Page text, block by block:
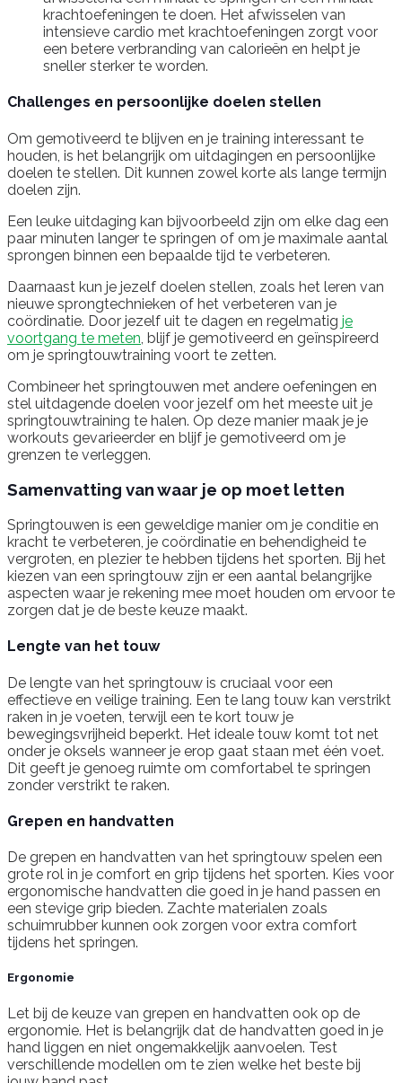
krachtoefeningen te doen. Het afwisselen van
intensieve cardio met krachtoefeningen zorgt voor
een betere verbranding van calorieën en helpt je
sneller sterker te worden.
Challenges en persoonlijke doelen stellen
Om gemotiveerd te blijven en je training interessant te
houden, is het belangrijk om uitdagingen en persoonlijke
doelen te stellen. Dit kunnen zowel korte als lange termijn
doelen zijn.
Een leuke uitdaging kan bijvoorbeeld zijn om elke dag een
paar minuten langer te springen of om je maximale aantal
sprongen binnen een bepaalde tijd te verbeteren.
Daarnaast kun je jezelf doelen stellen, zoals het leren van
nieuwe sprongtechnieken of het verbeteren van je
coördinatie. Door jezelf uit te dagen en regelmatig je
voortgang te meten , blijf je gemotiveerd en geïnspireerd
om je springtouwtraining voort te zetten.
Combineer het springtouwen met andere oefeningen en
stel uitdagende doelen voor jezelf om het meeste uit je
springtouwtraining te halen. Op deze manier maak je je
workouts gevarieerder en blijf je gemotiveerd om je
grenzen te verleggen.
Samenvatting van waar je op moet letten
Springtouwen is een geweldige manier om je conditie en
kracht te verbeteren, je coördinatie en behendigheid te
vergroten, en plezier te hebben tijdens het sporten. Bij het
kiezen van een springtouw zijn er een aantal belangrijke
aspecten waar je rekening mee moet houden om ervoor te
zorgen dat je de beste keuze maakt.
Lengte van het touw
De lengte van het springtouw is cruciaal voor een
effectieve en veilige training. Een te lang touw kan verstrikt
raken in je voeten, terwijl een te kort touw je
bewegingsvrijheid beperkt. Het ideale touw komt tot net
onder je oksels wanneer je erop gaat staan met één voet.
Dit geeft je genoeg ruimte om comfortabel te springen
zonder verstrikt te raken.
Grepen en handvatten
De grepen en handvatten van het springtouw spelen een
grote rol in je comfort en grip tijdens het sporten. Kies voor
ergonomische handvatten die goed in je hand passen en
een stevige grip bieden. Zachte materialen zoals
schuimrubber kunnen ook zorgen voor extra comfort
tijdens het springen.
Ergonomie
Let bij de keuze van grepen en handvatten ook op de
ergonomie. Het is belangrijk dat de handvatten goed in je
hand liggen en niet ongemakkelijk aanvoelen. Test
verschillende modellen om te zien welke het beste bij